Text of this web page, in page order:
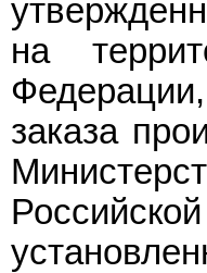
на
заказа